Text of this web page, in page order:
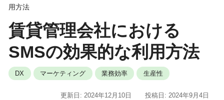
用方法
賃貸管理会社における
SMSの効果的な利用方法
DX マーケティング 業務効率 生産性
投稿日: 2024年9月4日
更新日: 2024年12月10日